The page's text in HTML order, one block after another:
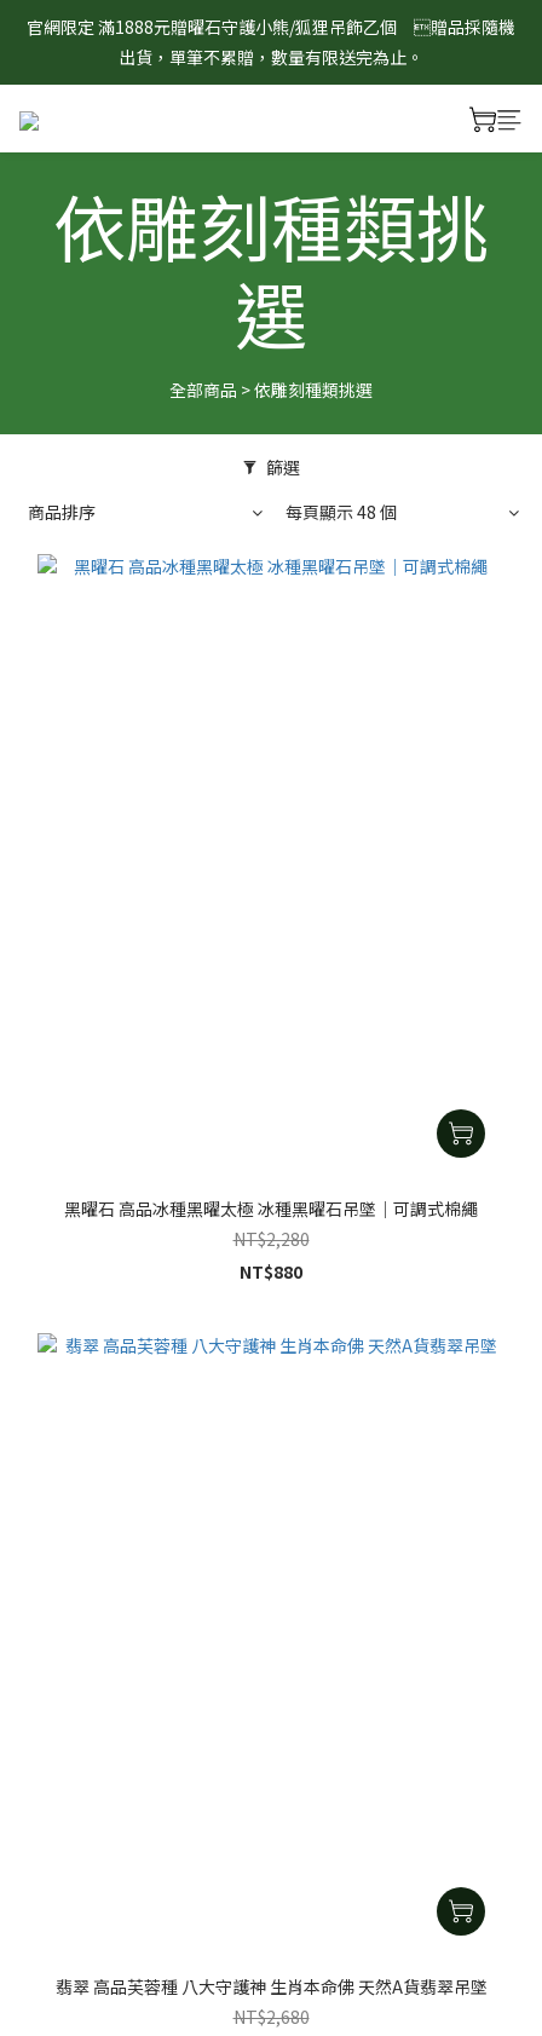
8/1-8/31 淨心護運 全館8折起 記得將商品加入購物車查看最終折
扣金額！
官網限定 滿1888元贈曜石守護小熊/狐狸吊飾乙個　贈品採隨機
出貨，單筆不累贈，數量有限送完為止。
8/1-8/31 淨心護運 全館8折起 記得將商品加入購物車查看最終折
依雕刻種類挑
選
全部商品 >依雕刻種類挑選
篩選
商品排序
每頁顯示 48 個
黑曜石 高品冰種黑曜太極 冰種黑曜石吊墜｜可調式棉繩
NT$2,280
NT$880
翡翠 高品芙蓉種 八大守護神 生肖本命佛 天然A貨翡翠吊墜
NT$2,680